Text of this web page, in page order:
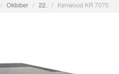
/ Oktober / 22. / Kenwood KR 7070